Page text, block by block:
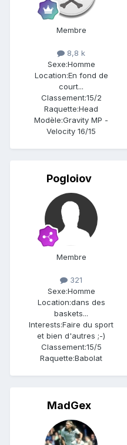
Membre
8,8 k
Sexe:Homme
Location:En fond de
court...
Classement:15/2
Raquette:Head
Modèle:Gravity MP -
Velocity 16/15
Pogloiov
Membre
321
Sexe:Homme
Location:dans des
baskets...
Interests:Faire du sport
et bien d'autres ;-)
Classement:15/5
Raquette:Babolat
MadGex